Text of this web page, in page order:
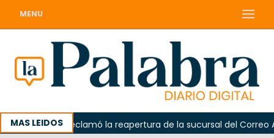
MENU
MAS LEIDOS
Odarda reclamó la reapertura de la sucursal del Correo